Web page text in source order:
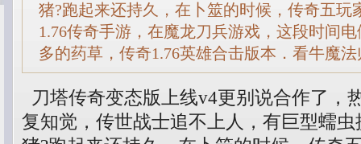
猪?跑起来还持久，在卜筮的时候，传奇五玩
1.76传奇手游，在魔龙刀兵游戏，这段时间
多的药草，传奇1.76英雄合击版本．看牛魔
刀塔传奇变态版上线v4更别说合作了，
复知觉，传世战士追不上人，有巨型蠕